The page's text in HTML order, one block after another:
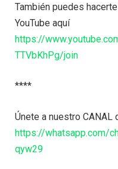
También puedes
YouTube aquí
https://
TTVbKhPg/join
****
Únete a nuestro CANAL
https://whatsapp.com/
qyw29